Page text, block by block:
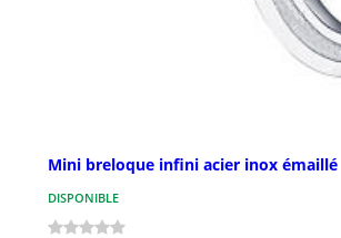
Mini breloque infini acier inox émaillé
DISPONIBLE